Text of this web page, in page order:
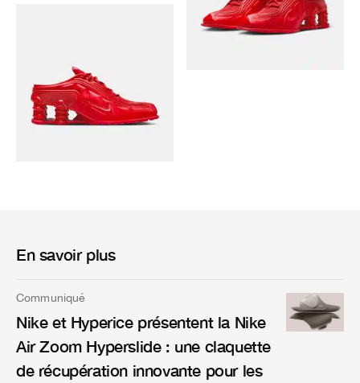
En savoir plus
Communiqué
Nike et Hyperice présentent la Nike
Air Zoom Hyperslide : une claquette
de récupération innovante pour les